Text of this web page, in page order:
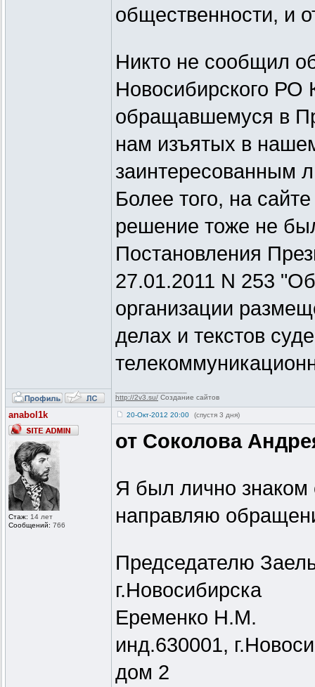
общественности, и
Никто не сообщил
Новосибирского
обращавшемуся в
нам изъятых в
заинтересованным
Более того, на
решение тоже не
Постановления
27.01.2011 N 253
организации
делах и текстов
http://2v3.su/ Создание сайтов
anabol1k
Стаж: 14 лет
Сообщений: 766
20-Окт-2012 20:00 (спустя 3 дня)
от Соколова
Я был лично
направляю
Председателю
г.Новосибирска
Еременко Н.М.
инд.630001,
дом 2